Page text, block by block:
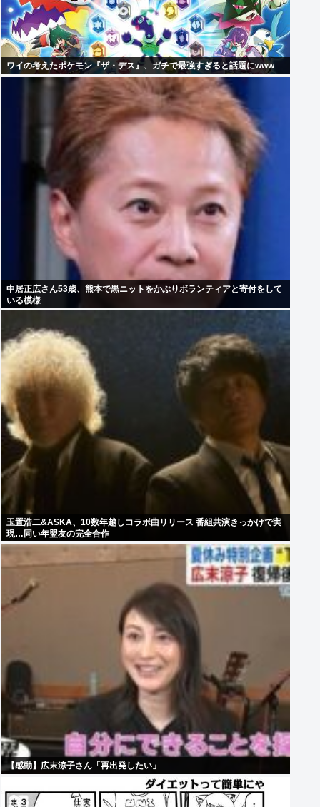
ワイの考えたポケモン『ザ・デス』、ガチで最強すぎると話題にwww
中居正広さん53歳、熊本で黒ニットをかぶりボランティアと寄付をして
いる模様
玉置浩二&ASKA、10数年越しコラボ曲リリース 番組共演きっかけで実
現…同い年盟友の完全合作
【感動】広末涼子さん「再出発したい」